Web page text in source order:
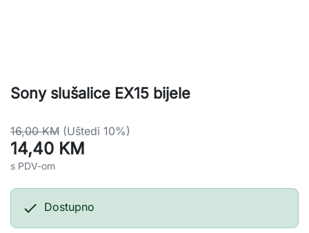
Sony slušalice EX15 bijele
16,00 KM (Uštedi 10%)
14,40 KM
s PDV-om
 Dostupno